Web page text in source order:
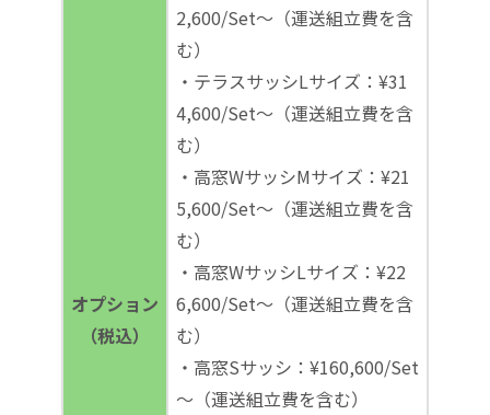
オプション
（税込）
2,600/Set～（運送組立費を含
む）
・テラスサッシLサイズ：¥31
4,600/Set～（運送組立費を含
む）
・高窓WサッシMサイズ：¥21
5,600/Set～（運送組立費を含
む）
・高窓WサッシLサイズ：¥22
6,600/Set～（運送組立費を含
む）
・高窓Sサッシ：¥160,600/Set
～（運送組立費を含む）